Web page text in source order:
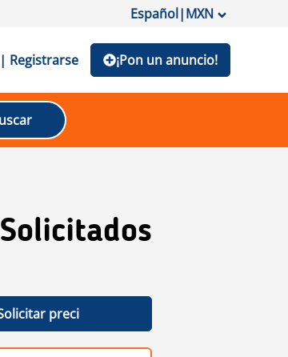
Español|MXN
Registrarse ¡Pon un anuncio!
Solicitados
preci